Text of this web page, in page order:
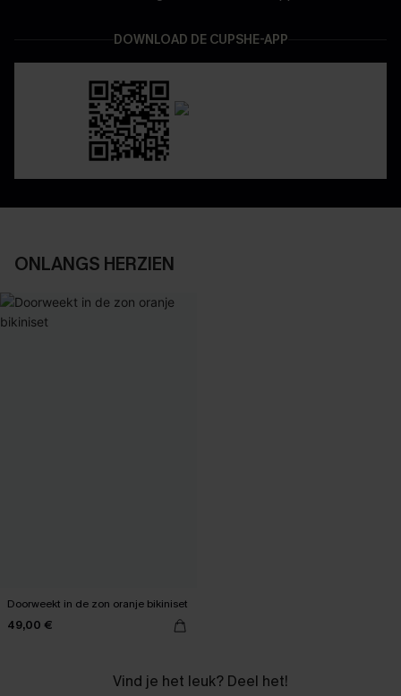
DOWNLOAD DE CUPSHE-APP
ONLANGS HERZIEN
Doorweekt in de zon oranje bikiniset
49,00 €
Vind je het leuk? Deel het!